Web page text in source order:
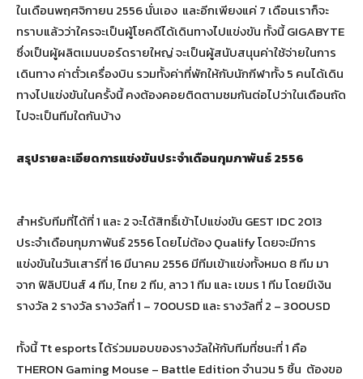
ในเดือนพฤศจิกายน 2556 นั่นเอง และอีกเพียงแค่ 7 เดือนเราก็จะ
ทราบแล้วว่าใครจะเป็นผู้โชคดีได้เดินทางไปแข่งขัน ทั้งนี้ GIGABYTE
ซึ่งเป็นผู้ผลิตเมนบอร์ดรายใหญ่ จะเป็นผู้สนับสนุนค่าใช้จ่ายในการ
เดินทาง ค่าตั๋วเครื่องบิน รวมทั้งค่าที่พักให้กับนักกีฬาทั้ง 5 คนได้เดิน
ทางไปแข่งขันในครั้งนี้ คงต้องคอยติดตามชมกันต่อไปว่าในเดือนถัด
ไปจะเป็นทีมใดกันบ้าง
สรุปรายละเอียดการแข่งขันประจำเดือนกุมภาพันธ์ 2556
สำหรับทีมที่ได้ที่ 1 และ 2 จะได้สิทธิ์เข้าไปแข่งขัน GEST IDC 2013
ประจำเดือนกุมภาพันธ์ 2556 โดยไม่ต้อง Qualify โดยจะมีการ
แข่งขันในวันเสาร์ที่ 16 มีนาคม 2556 มีทีมเข้าแข่งทั้งหมด 8 ทีม มา
จาก ฟิลิปปินส์ 4 ทีม, ไทย 2 ทีม, ลาว 1 ทีม และ เขมร 1 ทีม โดยมีเงิน
รางวัล 2 รางวัล รางวัลที่ 1 – 700USD และ รางวัลที่ 2 – 300USD
ทั้งนี้ Tt esports ได้ร่วมมอบของรางวัลให้กับทีมที่ชนะที่ 1 คือ
THERON Gaming Mouse – Battle Edition จำนวน 5 ชิ้น ต้องขอ